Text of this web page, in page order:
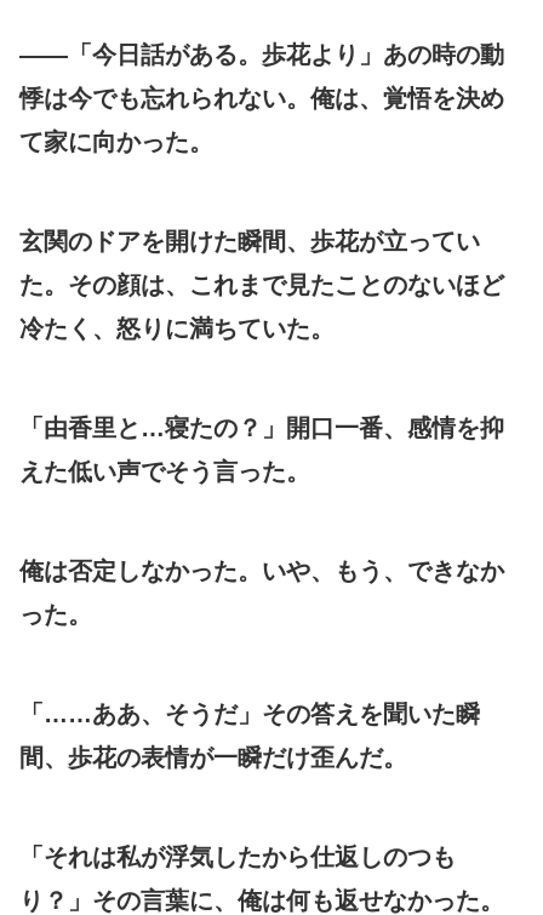
――「今日話がある。歩花より」あの時の動
悸は今でも忘れられない。俺は、覚悟を決め
て家に向かった。
玄関のドアを開けた瞬間、歩花が立ってい
た。その顔は、これまで見たことのないほど
冷たく、怒りに満ちていた。
「由香里と…寝たの？」開口一番、感情を抑
えた低い声でそう言った。
俺は否定しなかった。いや、もう、できなか
った。
「……ああ、そうだ」その答えを聞いた瞬
間、歩花の表情が一瞬だけ歪んだ。
「それは私が浮気したから仕返しのつも
り？」その言葉に、俺は何も返せなかった。